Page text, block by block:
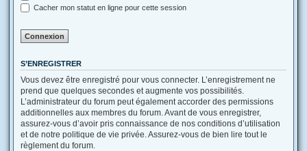
Cacher mon statut en ligne pour cette session
S’ENREGISTRER
Vous devez être enregistré pour vous connecter. L’enregistrement ne
prend que quelques secondes et augmente vos possibilités.
L’administrateur du forum peut également accorder des permissions
additionnelles aux membres du forum. Avant de vous enregistrer,
assurez-vous d’avoir pris connaissance de nos conditions d’utilisation
et de notre politique de vie privée. Assurez-vous de bien lire tout le
règlement du forum.